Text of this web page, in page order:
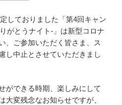
しておりました「第4回キャン
がとうナイト-」は新型コロナ
、ご参加いただく皆さま、ス
し中止とさせていただきまし
ができる時期、楽しみにして
大変残念なお知らせですが、